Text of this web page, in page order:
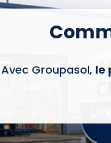
Avec Groupasol, le